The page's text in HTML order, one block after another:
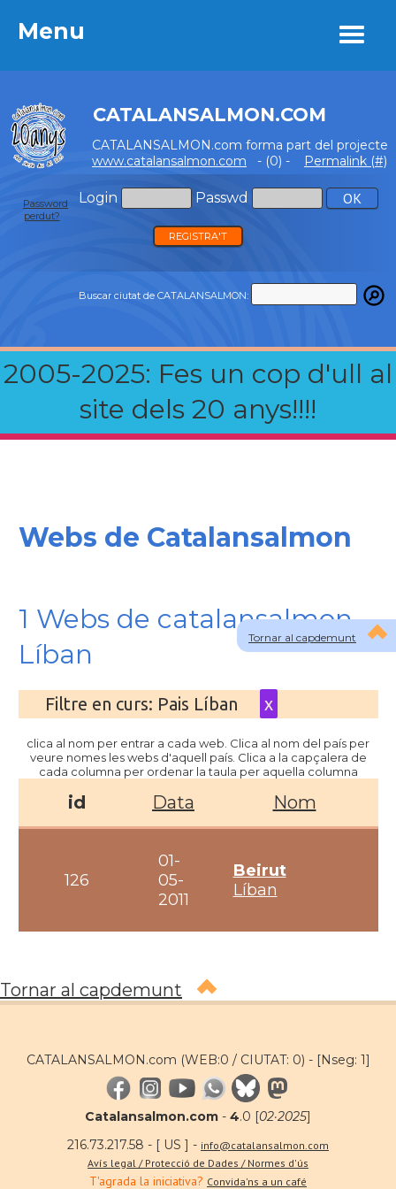
Menu
CATALANSALMON.COM
CATALANSALMON.com forma part del projecte
www.catalansalmon.com - (0) - Permalink (#)
Login Passwd
Password
perdut?
REGISTRA'T
Buscar ciutat de CATALANSALMON:
2005-2025: Fes un cop d'ull al
site dels 20 anys!!!!
Menu
Tornar al capdemunt
Webs de Catalansalmon
1 Webs de catalansalmon
Líban
Filtre en curs: Pais Líban x
clica al nom per entrar a cada web. Clica al nom del país per
veure nomes les webs d'aquell país. Clica a la capçalera de
cada columna per ordenar la taula per aquella columna
id Data Nom
126
01-
05-
2011
Beirut
Líban
Tornar al capdemunt
CATALANSALMON.com (WEB:0 / CIUTAT: 0) - [Nseg: 1]
Catalansalmon.com - 4.0 [02·2025]
216.73.217.58 - [ US ] - info@catalansalmon.com
Avís legal / Protecció de Dades / Normes d'ús
T'agrada la iniciativa? Convida'ns a un café